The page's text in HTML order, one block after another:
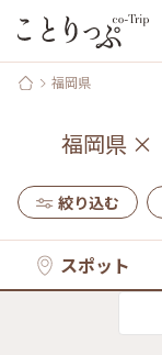
福岡県
福岡県 ×
絞り込む
スポット